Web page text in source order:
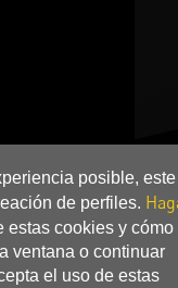
posible, este
de perfiles.
estas cookies y cómo
ventana o continuar
el uso de estas